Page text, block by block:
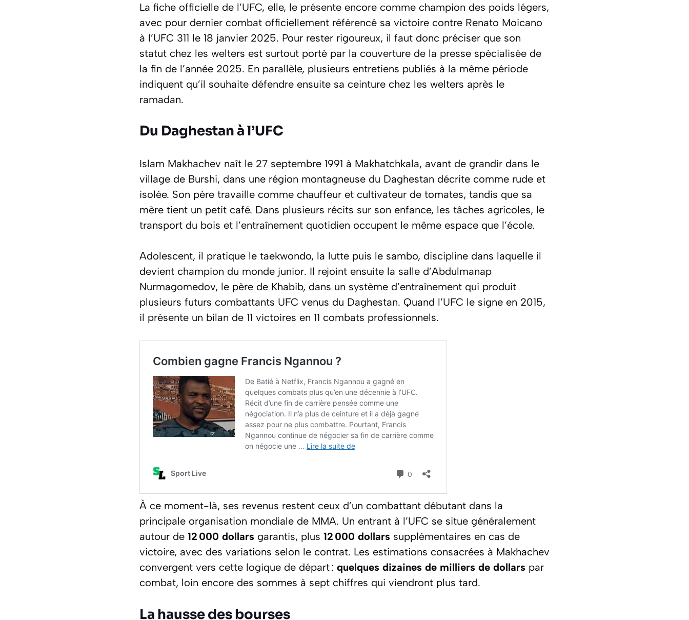
La fiche officielle de l’UFC, elle, le présente encore comme champion des poids légers,
avec pour dernier combat officiellement référencé sa victoire contre Renato Moicano
à l’UFC 311 le 18 janvier 2025. Pour rester rigoureux, il faut donc préciser que son
statut chez les welters est surtout porté par la couverture de la presse spécialisée de
la fin de l’année 2025. En parallèle, plusieurs entretiens publiés à la même période
indiquent qu’il souhaite défendre ensuite sa ceinture chez les welters après le
ramadan.
Du Daghestan à l’UFC
Islam Makhachev naît le 27 septembre 1991 à Makhatchkala, avant de grandir dans le
village de Burshi, dans une région montagneuse du Daghestan décrite comme rude et
isolée. Son père travaille comme chauffeur et cultivateur de tomates, tandis que sa
mère tient un petit café. Dans plusieurs récits sur son enfance, les tâches agricoles, le
transport du bois et l’entraînement quotidien occupent le même espace que l’école.
Adolescent, il pratique le taekwondo, la lutte puis le sambo, discipline dans laquelle il
devient champion du monde junior. Il rejoint ensuite la salle d’Abdulmanap
Nurmagomedov, le père de Khabib, dans un système d’entraînement qui produit
plusieurs futurs combattants UFC venus du Daghestan. Quand l’UFC le signe en 2015,
il présente un bilan de 11 victoires en 11 combats professionnels.
À ce moment-là, ses revenus restent ceux d’un combattant débutant dans la
principale organisation mondiale de MMA. Un entrant à l’UFC se situe généralement
autour de 12 000 dollars garantis, plus 12 000 dollars supplémentaires en cas de
victoire, avec des variations selon le contrat. Les estimations consacrées à Makhachev
convergent vers cette logique de départ : quelques dizaines de milliers de dollars par
combat, loin encore des sommes à sept chiffres qui viendront plus tard.
La hausse des bourses